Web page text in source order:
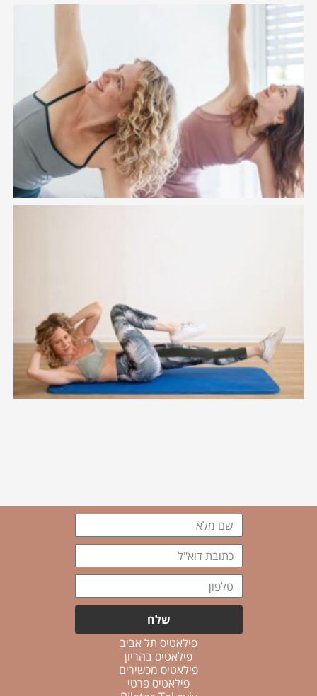
שם
מלא
כתובת
דוא"ל
טלפון
שלח
פילאטיס תל אביב
פילאטיס בהריון
פילאטיס מכשירים
פילאטיס פרטי